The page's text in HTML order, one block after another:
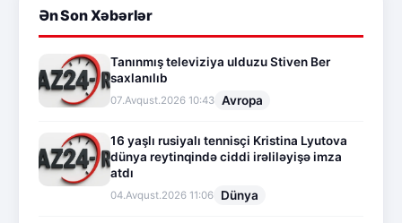
Ən Son Xəbərlər
Tanınmış televiziya ulduzu Stiven Ber
saxlanılıb
07.Avqust.2026 10:43 Avropa
16 yaşlı rusiyalı tennisçi Kristina Lyutova
dünya reytinqində ciddi irəliləyişə imza
atdı
04.Avqust.2026 11:06 Dünya